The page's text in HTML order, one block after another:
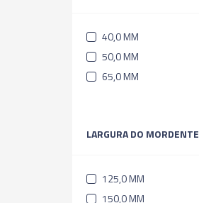
40,0 MM
50,0 MM
65,0 MM
LARGURA DO MORDENTE
125,0 MM
150,0 MM